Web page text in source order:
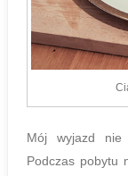
Mój wyjazd nie
Podczas pobytu